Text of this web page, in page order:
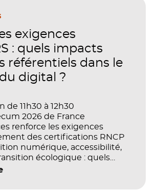
Mais comment démontrer
sur les compétences, la
et la performance des
exigences
: quels impacts
référentiels dans le
digital ?
de 11h30 à 12h30
2026 de France
renforce les exigences
des certifications RNCP
numérique, accessibilité,
écologique : quels
pour les référentiels dans